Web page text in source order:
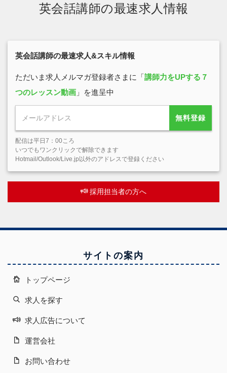
英会話講師の最速求人情報
英会話講師の最速求人&スキル情報
ただいま求人メルマガ登録者さまに「講師力をUPする７
つのレッスン動画 」を進呈中
無料登録
配信は平日7：00ころ
いつでもワンクリックで解除できます
Hotmail/Outlook/Live.jp以外のアドレスで登録ください
採用担当者の方へ
サイトの案内
トップページ
求人を探す
求人広告について
運営会社
お問い合わせ